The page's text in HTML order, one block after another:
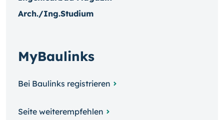
Arch./Ing.Studium
MyBaulinks
Bei Baulinks registrieren
Seite weiterempfehlen